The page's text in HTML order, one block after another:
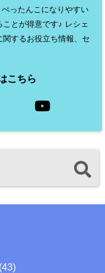
ったんこになりやすい
とが得意です♪ レシェ
するお役立ち情報、セ
こちら
(43)